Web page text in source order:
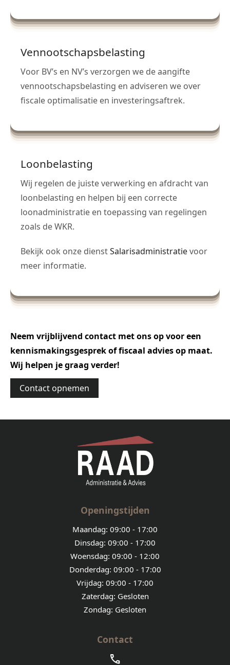
Vennootschapsbelasting
Voor BV’s en NV’s verzorgen we de aangifte
vennootschapsbelasting en adviseren we over
fiscale optimalisatie en investeringsaftrek.
Loonbelasting
Wij regelen de juiste verwerking en afdracht van
loonbelasting en helpen bij een correcte
loonadministratie en toepassing van regelingen
zoals de WKR.
Bekijk ook onze dienstSalarisadministratievoor
meer informatie.
Neem vrijblijvend contact met ons op voor een
kennismakingsgesprek of fiscaal advies op maat.
Wij helpen je graag verder!
Contact opnemen
Openingstijden
Maandag: 09:00 - 17:00
Dinsdag: 09:00 - 17:00
Woensdag: 09:00 - 12:00
Donderdag: 09:00 - 17:00
Vrijdag: 09:00 - 17:00
Zaterdag: Gesloten
Zondag: Gesloten
Contact
call